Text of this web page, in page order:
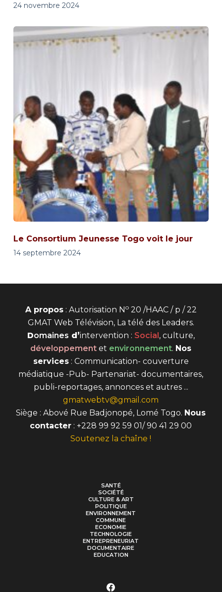
24 novembre 2024
Le Consortium Jeunesse Togo voit le jour
14 septembre 2024
A propos: Autorisation No20 /HAAC / p / 22
GMAT Web Télévision, La télé des Leaders.
Domaines d’intervention : Social, culture,
développement et environnement. Nos
services: Communication- couverture
médiatique -Pub- Partenariat- documentaires,
publi-reportages, annonces et autres ...
gmatwebtv@gmail.com
Siège : Abové Rue Badjonopé, Lomé Togo. Nous
contacter : +228 99 92 59 01/ 90 41 29 00
Soutenez la chaîne !
SANTÉ
SOCIÉTÉ
CULTURE & ART
POLITIQUE
ENVIRONNEMENT
COMMUNE
ECONOMIE
TECHNOLOGIE
ENTREPRENEURIAT
DOCUMENTAIRE
EDUCATION